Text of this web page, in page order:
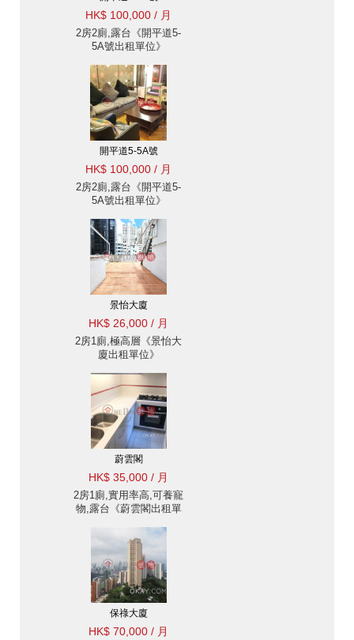
HK$ 100,000 / 月
2房2廁,露台《開平道5-
5A號出租單位》
開平道5-5A號
HK$ 100,000 / 月
2房2廁,露台《開平道5-
5A號出租單位》
景怡大廈
HK$ 26,000 / 月
2房1廁,極高層《景怡大
廈出租單位》
蔚雲閣
HK$ 35,000 / 月
2房1廁,實用率高,可養寵
物,露台《蔚雲閣出租單
保祿大廈
HK$ 70,000 / 月